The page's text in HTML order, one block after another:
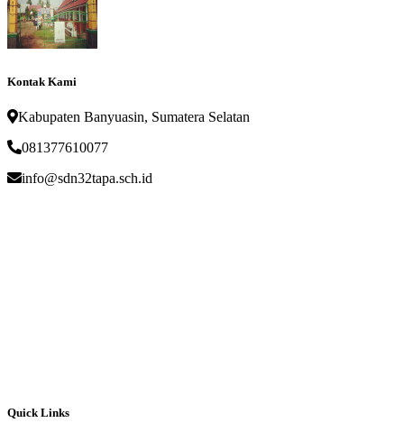
Kontak Kami
Kabupaten Banyuasin, Sumatera Selatan
081377610077
info@sdn32tapa.sch.id
Quick Links